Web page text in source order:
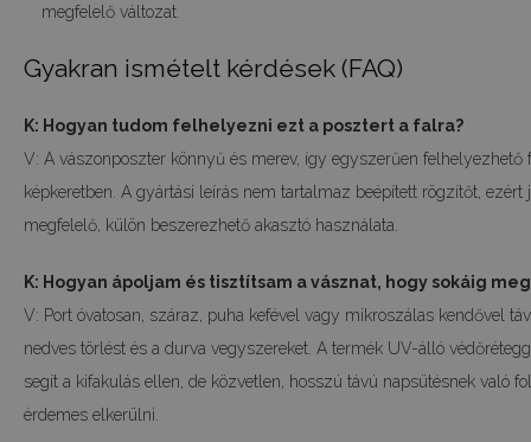
megfelelő változat.
Gyakran ismételt kérdések (FAQ)
K: Hogyan tudom felhelyezni ezt a posztert a falra?
V: A vászonposzter könnyű és merev, így egyszerűen felhelyezhető
képkeretben. A gyártási leírás nem tartalmaz beépített rögzítőt, ezért
megfelelő, külön beszerezhető akasztó használata.
K: Hogyan ápoljam és tisztítsam a vásznat, hogy sokáig
V: Port óvatosan, száraz, puha kefével vagy mikroszálas kendővel
nedves törlést és a durva vegyszereket. A termék UV-álló
segít a kifakulás ellen, de közvetlen, hosszú távú napsütésnek való
érdemes elkerülni.